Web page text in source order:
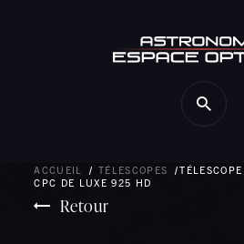
ACCUEIL TÉLESCOPES
CPC DE LUXE 925 HD
Retour